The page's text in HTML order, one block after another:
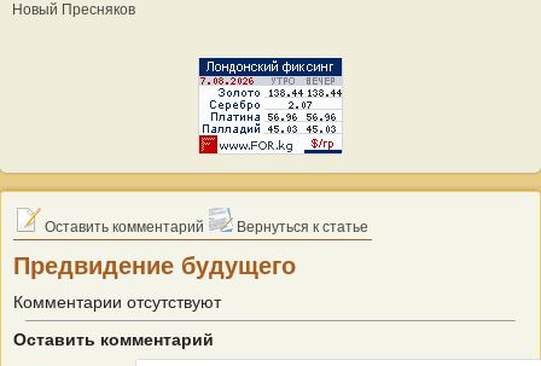
Новый Пресняков
Оставить комментарий Вернуться к статье
Предвидение будущего
Комментарии отсутствуют
Оставить комментарий